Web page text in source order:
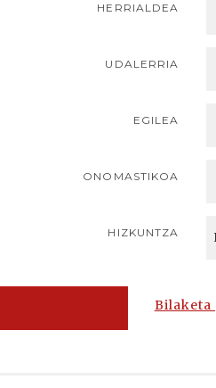
HERRIALDEA
UDALERRIA
EGILEA
ONOMASTIKOA
HIZKUNTZA